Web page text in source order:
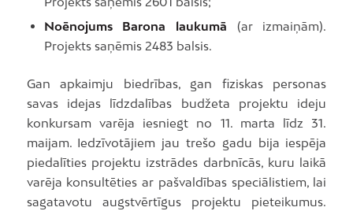
Noēnojums Barona laukumā (ar izmaiņām).
Projekts saņēmis 2483 balsis.
Gan apkaimju biedrības, gan fiziskas personas
savas idejas līdzdalības budžeta projektu ideju
konkursam varēja iesniegt no 11. marta līdz 31.
maijam. Iedzīvotājiem jau trešo gadu bija iespēja
piedalīties projektu izstrādes darbnīcās, kuru laikā
varēja konsultēties ar pašvaldības speciālistiem, lai
sagatavotu augstvērtīgus projektu pieteikumus.